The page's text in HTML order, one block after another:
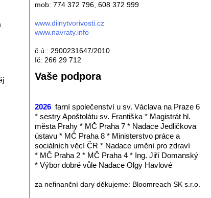
mob: 774 372 796, 608 372 999
www.dilnytvorivosti.cz
www.navraty.info
č.ú.: 2900231647/2010
Ič: 266 29 712
Vaše podpora
2026 farní společenství u sv. Václava na Praze 6
* sestry Apoštolátu sv. Františka * Magistrát hl.
města Prahy * MČ Praha 7 * Nadace Jedličkova
ústavu * MČ Praha 8 * Ministerstvo práce a
sociálních věcí ČR * Nadace umění pro zdraví
* MČ Praha 2 * MČ Praha 4 * Ing. Jiří Domanský
* Výbor dobré vůle Nadace Olgy Havlové
za nefinanční dary děkujeme: Bloomreach SK s.r.o.